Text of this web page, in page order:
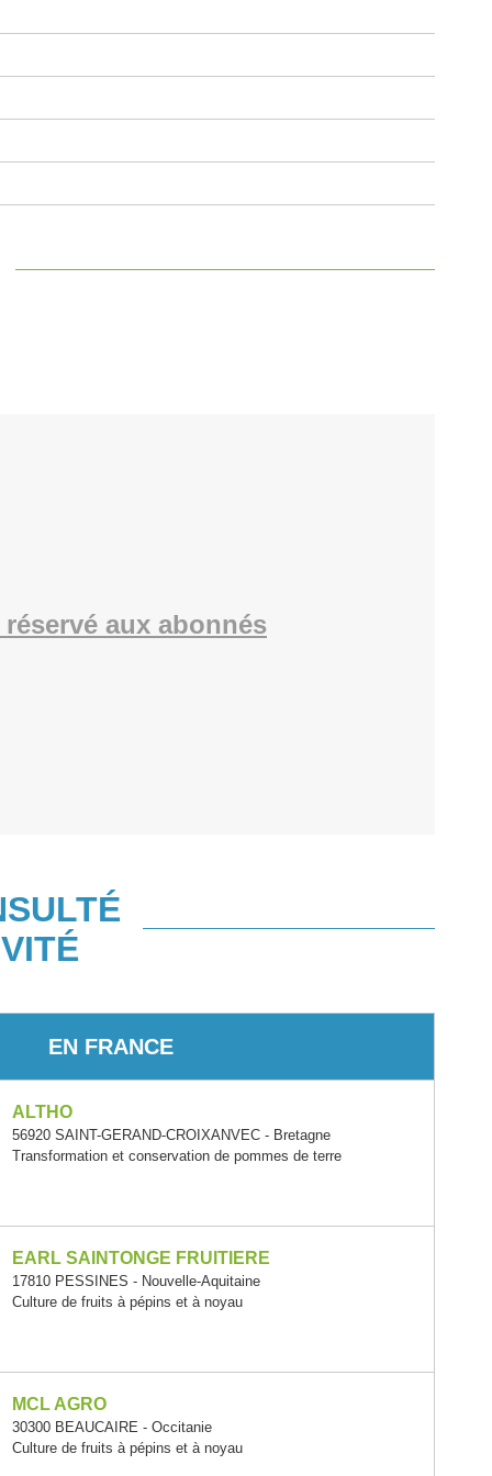
aux abonnés
EN FRANCE
ALTHO
56920 SAINT-GERAND-CROIXANVEC - Bretagne
Transformation et conservation de pommes de terre
EARL SAINTONGE FRUITIERE
17810 PESSINES - Nouvelle-Aquitaine
Culture de fruits à pépins et à noyau
MCL AGRO
30300 BEAUCAIRE - Occitanie
Culture de fruits à pépins et à noyau